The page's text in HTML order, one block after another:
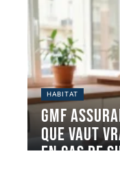
HABITAT
GMF
que vaut
en cas de